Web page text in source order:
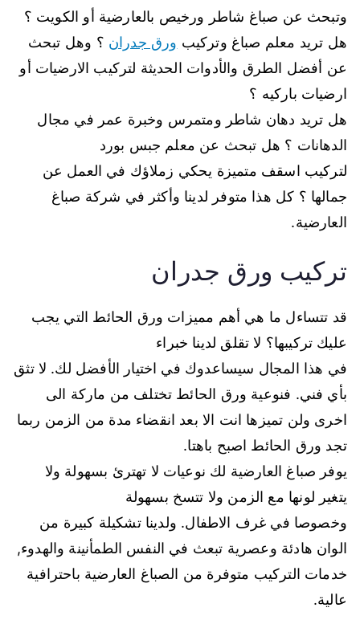
وتبحث عن صباغ شاطر ورخيص بالعارضية أو الكويت ؟
هل تريد معلم صباغ وتركيب ورق جدران ؟ وهل تبحث
عن أفضل الطرق والأدوات الحديثة لتركيب الارضيات أو
ارضيات باركيه ؟
هل تريد دهان شاطر ومتمرس وخبرة عمر في مجال
الدهانات ؟ هل تبحث عن معلم جبس بورد
لتركيب اسقف متميزة يحكي زملاؤك في العمل عن
جمالها ؟ كل هذا متوفر لدينا وأكثر في شركة صباغ
العارضية.
تركيب ورق جدران
قد تتساءل ما هي أهم مميزات ورق الحائط التي يجب
عليك تركيبها؟ لا تقلق لدينا خبراء
في هذا المجال سيساعدوك في اختيار الأفضل لك. لا تثق
بأي فني. فنوعية ورق الحائط تختلف من ماركة الى
اخرى ولن تميزها انت الا بعد انقضاء مدة من الزمن ربما
تجد ورق الحائط اصبح باهتا.
يوفر صباغ العارضية لك نوعيات لا تهترئ بسهولة ولا
يتغير لونها مع الزمن ولا تتسخ بسهولة
وخصوصا في غرف الاطفال. ولدينا تشكيلة كبيرة من
الوان هادئة وعصرية تبعث في النفس الطمأنينة والهدوء,
خدمات التركيب متوفرة من الصباغ العارضية باحترافية
عالية.